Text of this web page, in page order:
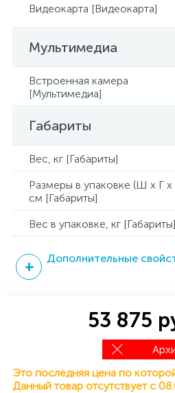
Видеокарта [Видеокарта]
Мультимедиа
Встроенная камера
[Мультимедиа]
Габариты
Вес, кг [Габариты]
Размеры в упаковке (Ш x Г x
см [Габариты]
Вес в упаковке, кг [Габариты]
Дополнительные
53 875
Это последняя цена по
Данный товар отсутствует с